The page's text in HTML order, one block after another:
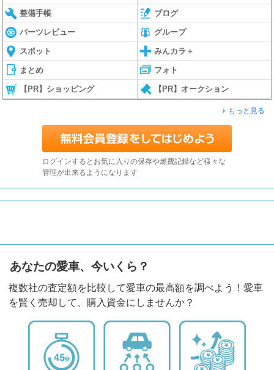
整備手帳 ブログ
パーツレビュー グループ
スポット みんカラ＋
まとめ フォト
【PR】ショッピング 【PR】オークション
もっと見る
ログインするとお気に入りの保存や燃費記録など様々な
管理が出来るようになります
あなたの愛車、今いくら？
複数社の査定額を比較して愛車の最高額を調べよう！愛車
を賢く売却して、購入資金にしませんか？